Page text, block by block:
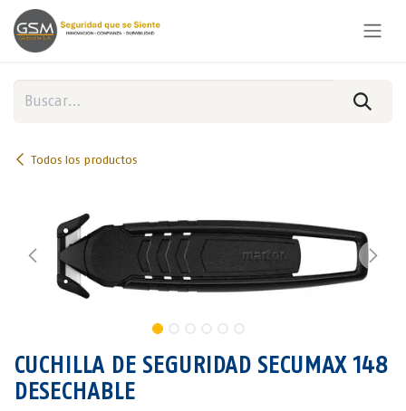
Ir al contenido
Todos los productos
CUCHILLA DE SEGURIDAD SECUMAX 148
DESECHABLE